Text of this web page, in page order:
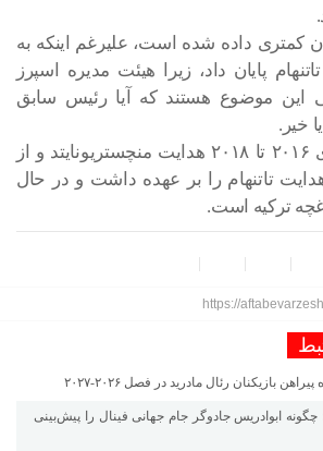
کمتری داده شده است، علیرغم اینکه به
پایان داد، زیرا هیئت مدیره اسپرز
موضوع هستند که آیا رئیس سابق
مورینیو بین سال های ۲۰۱۶ تا ۲۰۱۸ هدایت منچستریونایتد و از
تا ۲۰۲۱ هدایت تاتنهام را بر عهده داشت و در حال
ترکیه است.
https://
بازیکنان رئال مادرید در فصل ۲۰۲۶-۲۰۲۷
ابوادریس جادوگر جام جهانی فینال را پیش‌بینی